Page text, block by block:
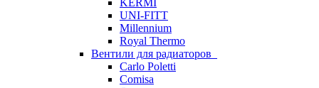
KERMI
UNI-FITT
Millennium
Royal Thermo
Вентили для радиаторов
Carlo Poletti
Comisa